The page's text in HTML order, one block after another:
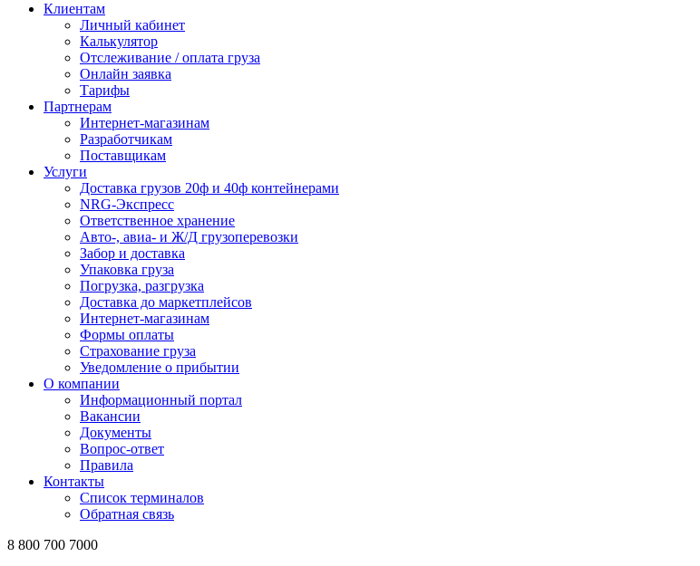
Клиентам
Личный кабинет
Калькулятор
Отслеживание / оплата груза
Онлайн заявка
Тарифы
Партнерам
Интернет-магазинам
Разработчикам
Поставщикам
Услуги
Доставка грузов 20ф и 40ф контейнерами
NRG-Экспресс
Ответственное хранение
Авто-, авиа- и Ж/Д грузоперевозки
Забор и доставка
Упаковка груза
Погрузка, разгрузка
Доставка до маркетплейсов
Интернет-магазинам
Формы оплаты
Страхование груза
Уведомление о прибытии
О компании
Информационный портал
Вакансии
Документы
Вопрос-ответ
Правила
Контакты
Список терминалов
Обратная связь
8 800 700 7000